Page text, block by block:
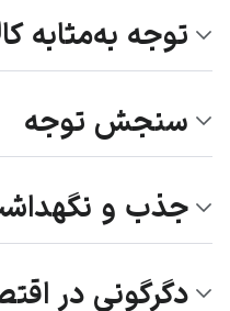
توجه به‌مثابه
سنجش توجه
جذب و
دگرگونی در